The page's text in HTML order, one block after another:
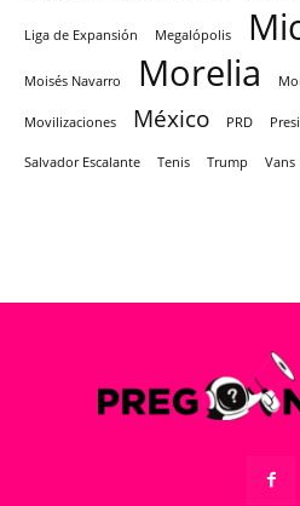
Liga de Expansión Megalópolis
Moisés Navarro Morelia
Movilizaciones México PRD
Salvador Escalante Tenis Trump Vans